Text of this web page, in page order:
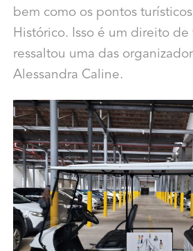
bem como os pontos
Histórico. Isso é um direito de
ressaltou uma das
Alessandra Caline.